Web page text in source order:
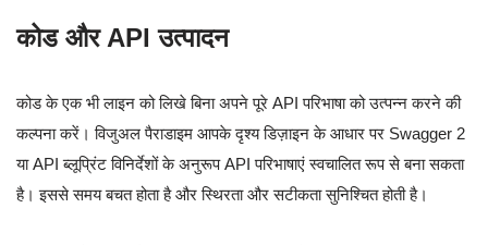
कोड और API उत्पादन
कोड के एक भी लाइन को लिखे बिना अपने पूरे API परिभाषा को उत्पन्न करने की
कल्पना करें। विजुअल पैराडाइम आपके दृश्य डिज़ाइन के आधार पर Swagger 2
या API ब्लूप्रिंट विनिर्देशों के अनुरूप API परिभाषाएं स्वचालित रूप से बना सकता
है। इससे समय बचत होता है और स्थिरता और सटीकता सुनिश्चित होती है।